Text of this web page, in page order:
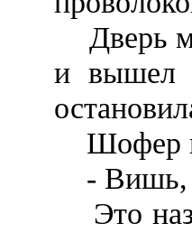
Дверь
и вышел
Шофер
- Вишь,
Это